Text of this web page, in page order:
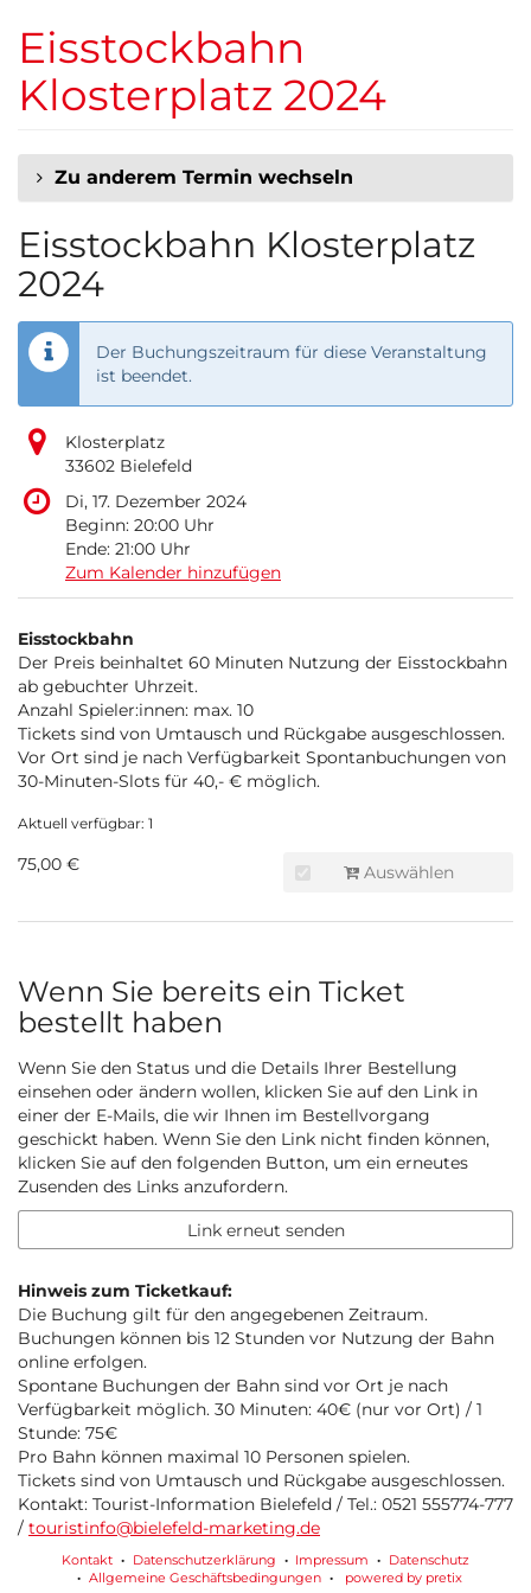
Haupt-
Inhalt
springen
Eisstockbahn
Klosterplatz 2024
Zu anderem Termin wechseln
Eisstockbahn Klosterplatz
2024
Der Buchungszeitraum für diese Veranstaltung
ist beendet.
Klosterplatz
33602 Bielefeld
Di, 17. Dezember 2024
Beginn: 20:00 Uhr
Ende: 21:00 Uhr
Zum Kalender hinzufügen
Unkategorisierte
Produkte
Eisstockbahn
Der Preis beinhaltet 60 Minuten Nutzung der Eisstockbahn
ab gebuchter Uhrzeit.
Anzahl Spieler:innen: max. 10
Tickets sind von Umtausch und Rückgabe ausgeschlossen.
Vor Ort sind je nach Verfügbarkeit Spontanbuchungen von
30-Minuten-Slots für 40,- € möglich.
Aktuell verfügbar: 1
75,00 € Auswählen
Wenn Sie bereits ein Ticket
bestellt haben
Wenn Sie den Status und die Details Ihrer Bestellung
einsehen oder ändern wollen, klicken Sie auf den Link in
einer der E-Mails, die wir Ihnen im Bestellvorgang
geschickt haben. Wenn Sie den Link nicht finden können,
klicken Sie auf den folgenden Button, um ein erneutes
Zusenden des Links anzufordern.
Link erneut senden
Hinweis zum Ticketkauf:
Die Buchung gilt für den angegebenen Zeitraum.
Buchungen können bis 12 Stunden vor Nutzung der Bahn
online erfolgen.
Spontane Buchungen der Bahn sind vor Ort je nach
Verfügbarkeit möglich. 30 Minuten: 40€ (nur vor Ort) / 1
Stunde: 75€
Pro Bahn können maximal 10 Personen spielen.
Tickets sind von Umtausch und Rückgabe ausgeschlossen.
Kontakt: Tourist-Information Bielefeld / Tel.: 0521 555774-777
/ touristinfo@bielefeld-marketing.de
Kontakt Datenschutzerklärung Impressum
Datenschutz
Allgemeine Geschäftsbedingungen
powered by pretix